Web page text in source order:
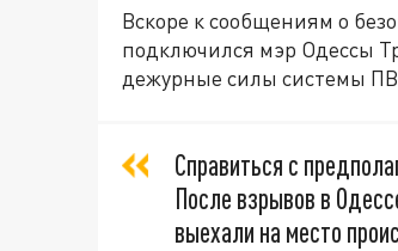
Вскоре к сообщениям о
подключился мэр Одессы
дежурные силы системы
Справиться с
После взрывов в
выехали на место